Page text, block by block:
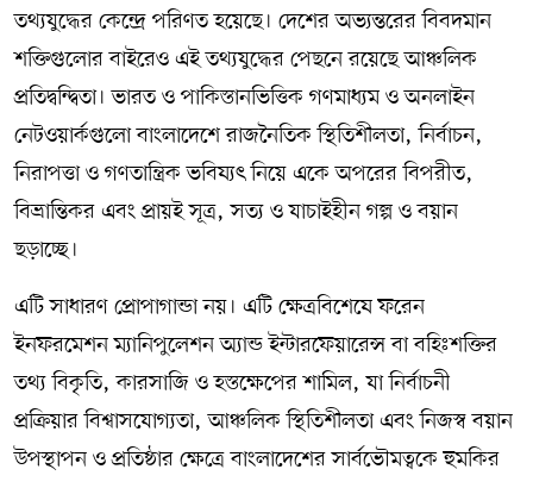
তথ্যযুদ্ধের কেন্দ্রে পরিণত হয়েছে। দেশের অভ্যন্তরের বিবদমান
শক্তিগুলোর বাইরেও এই তথ্যযুদ্ধের পেছনে রয়েছে আঞ্চলিক
প্রতিদ্বন্দ্বিতা। ভারত ও পাকিস্তানভিত্তিক গণমাধ্যম ও অনলাইন
নেটওয়ার্কগুলো বাংলাদেশে রাজনৈতিক স্থিতিশীলতা, নির্বাচন,
নিরাপত্তা ও গণতান্ত্রিক ভবিষ্যৎ নিয়ে একে অপরের বিপরীত,
বিভ্রান্তিকর এবং প্রায়ই সূত্র, সত্য ও যাচাইহীন গল্প ও বয়ান
ছড়াচ্ছে।
এটি সাধারণ প্রোপাগান্ডা নয়। এটি ক্ষেত্রবিশেষে ফরেন
ইনফরমেশন ম্যানিপুলেশন অ্যান্ড ইন্টারফেয়ারেন্স বা বহিঃশক্তির
তথ্য বিকৃতি, কারসাজি ও হস্তক্ষেপের শামিল, যা নির্বাচনী
প্রক্রিয়ার বিশ্বাসযোগ্যতা, আঞ্চলিক স্থিতিশীলতা এবং নিজস্ব বয়ান
উপস্থাপন ও প্রতিষ্ঠার ক্ষেত্রে বাংলাদেশের সার্বভৌমত্বকে হুমকির